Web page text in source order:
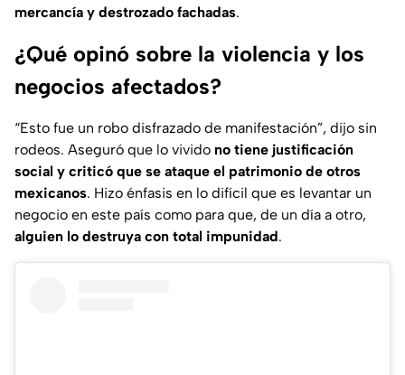
mercancía y destrozado fachadas.
¿Qué opinó sobre la violencia y los
negocios afectados?
“Esto fue un robo disfrazado de manifestación”, dijo sin
rodeos. Aseguró que lo vivido no tiene justificación
social y criticó que se ataque el patrimonio de otros
mexicanos. Hizo énfasis en lo difícil que es levantar un
negocio en este país como para que, de un día a otro,
alguien lo destruya con total impunidad.